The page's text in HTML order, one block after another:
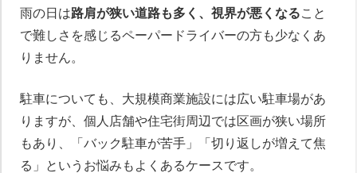
雨の日は路肩が狭い道路も多く、視界が悪くなること
で難しさを感じるペーパードライバーの方も少なくあ
りません。
駐車についても、大規模商業施設には広い駐車場があ
りますが、個人店舗や住宅街周辺では区画が狭い場所
もあり、「バック駐車が苦手」「切り返しが増えて焦
る」というお悩みもよくあるケースです。